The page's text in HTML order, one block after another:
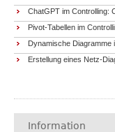
ChatGPT im Controlling:
Pivot-Tabellen im
Dynamische Diagramme
Erstellung eines Netz-
Information